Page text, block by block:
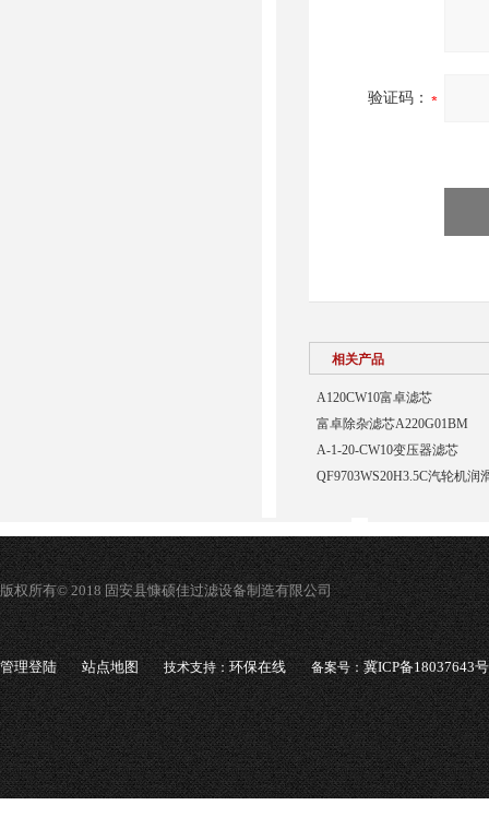
验证码：
相关产品
A120CW10富卓滤芯
富卓除杂滤芯A220G01BM
A-1-20-CW10变压器滤芯
QF9703WS20H3.5C汽轮机润
版权所有© 2018 固安县慷硕佳过滤设备制造有限公司
管理登陆 站点地图 技术支持：环保在线 备案号：冀ICP备18037643